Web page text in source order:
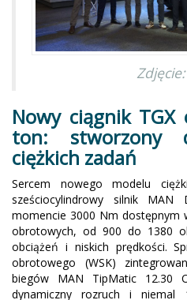
Nowy ciągnik TGX
ton: stworzony
ciężkich zadań
Sercem nowego modelu
sześciocylindrowy silnik
momencie 3000 Nm dostępnym
obrotowych, od 900 do 1380
obciążeń i niskich prędkości.
obrotowego (WSK)
biegów MAN TipMatic 12.30
dynamiczny rozruch i niemal